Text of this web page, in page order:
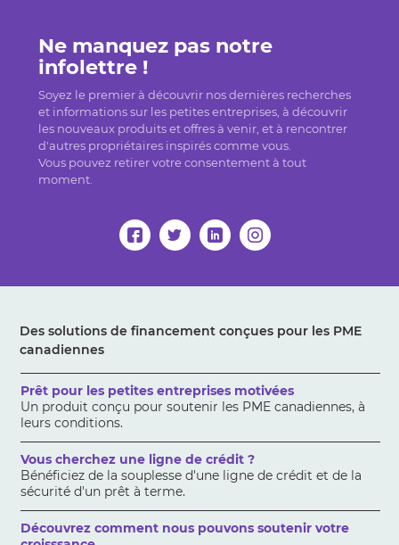
Ne manquez pas notre
infolettre !
Soyez le premier à découvrir nos dernières recherches
et informations sur les petites entreprises, à découvrir
les nouveaux produits et offres à venir, et à rencontrer
d'autres propriétaires inspirés comme vous.
Vous pouvez retirer votre consentement à tout
moment.
Des solutions de financement conçues pour les PME
canadiennes
Prêt pour les petites entreprises motivées
Un produit conçu pour soutenir les PME canadiennes, à
leurs conditions.
Vous cherchez une ligne de crédit ?
Bénéficiez de la souplesse d'une ligne de crédit et de la
sécurité d'un prêt à terme.
Découvrez comment nous pouvons soutenir votre